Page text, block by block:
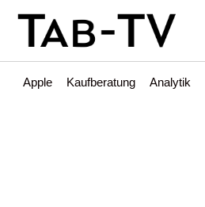
Apple Kaufberatung Analytik